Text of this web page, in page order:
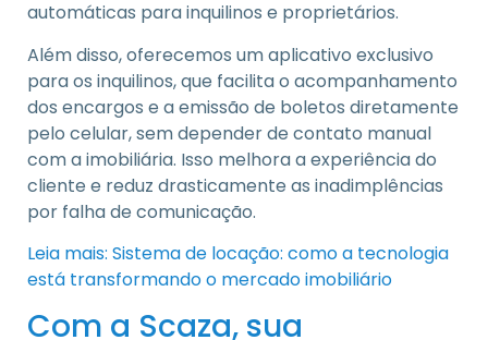
automáticas para inquilinos e proprietários.
Além disso, oferecemos um aplicativo exclusivo
para os inquilinos, que facilita o acompanhamento
dos encargos e a emissão de boletos diretamente
pelo celular, sem depender de contato manual
com a imobiliária. Isso melhora a experiência do
cliente e reduz drasticamente as inadimplências
por falha de comunicação.
Leia mais: Sistema de locação: como a tecnologia
está transformando o mercado imobiliário
Com a Scaza, sua